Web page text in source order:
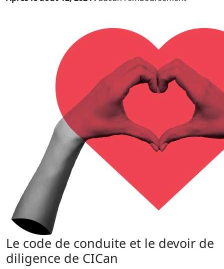
Le code de conduite et le devoir de
diligence de CICan